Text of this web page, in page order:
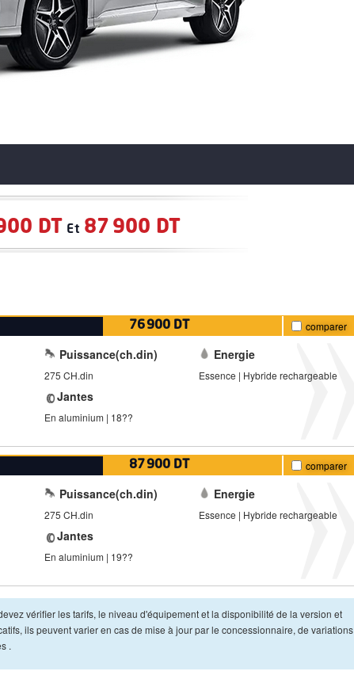
DT Et 87 900 DT
comparer
76 900 DT
Puissance(ch.din)
275 CH.din
Energie
Essence | Hybride rechargeable
Jantes
En aluminium | 18??
comparer
87 900 DT
Puissance(ch.din)
275 CH.din
Energie
Essence | Hybride rechargeable
Jantes
En aluminium | 19??
vérifier les tarifs, le niveau d'équipement et la disponibilité de la version et
ils peuvent varier en cas de mise à jour par le concessionnaire, de variations
.